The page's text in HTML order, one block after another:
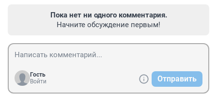
Пока нет ни одного комментария.
Начните обсуждение первым!
Гость
Войти
Отправить